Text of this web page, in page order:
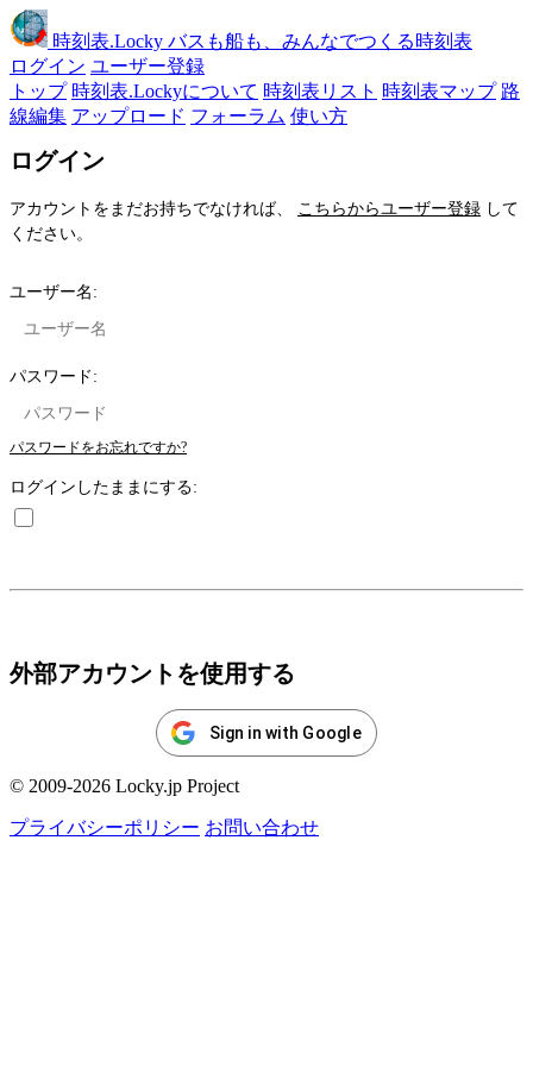
時刻表.Locky バスも船も、みんなでつくる時刻表
ログイン ユーザー登録
トップ 時刻表.Lockyについて 時刻表リスト 時刻表マップ 路
線編集 アップロード フォーラム 使い方
ログイン
アカウントをまだお持ちでなければ、 こちらからユーザー登録 して
ください。
ユーザー名:
パスワード:
パスワードをお忘れですか?
ログインしたままにする:
外部アカウントを使用する
Sign in with Google
© 2009-2026 Locky.jp Project
プライバシーポリシー お問い合わせ